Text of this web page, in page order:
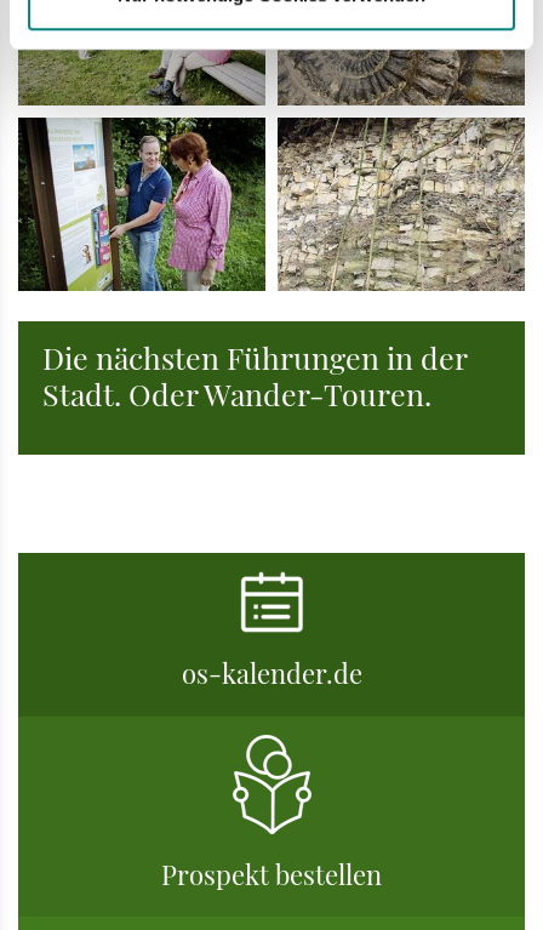
Die nächsten Führungen in der
Stadt. Oder Wander-Touren.
os-kalender.de
Prospekt bestellen